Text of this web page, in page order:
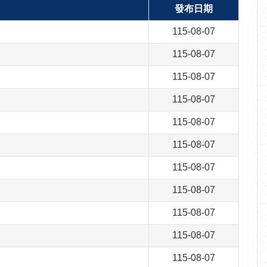
發布日期
115-08-07
115-08-07
115-08-07
115-08-07
115-08-07
115-08-07
115-08-07
115-08-07
115-08-07
115-08-07
115-08-07